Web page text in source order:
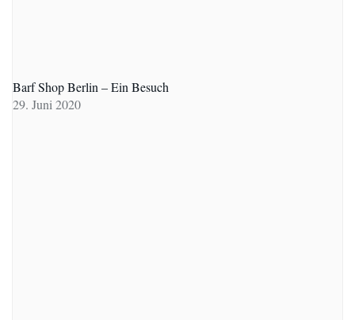
Barf Shop Berlin – Ein Besuch
29. Juni 2020